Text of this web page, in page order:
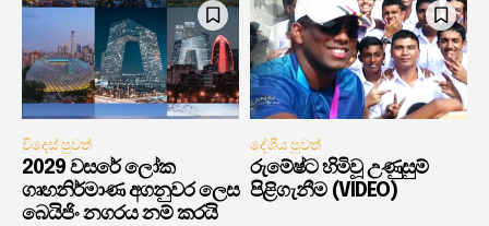
විදෙස් පුවත්
2029 වසරේ ලෝක
ගෘහනිර්මාණ අගනුවර ලෙස
බෙයිජිං නගරය නම් කරයි
දේශීය පුවත්
රුමේෂ්ට හිමිවූ උණුසුම්
පිළිගැනීම (VIDEO)